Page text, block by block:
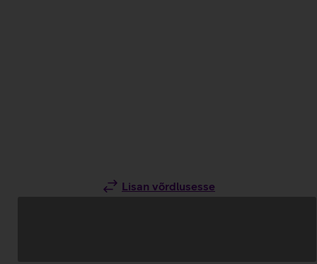
Lisan võrdlusesse